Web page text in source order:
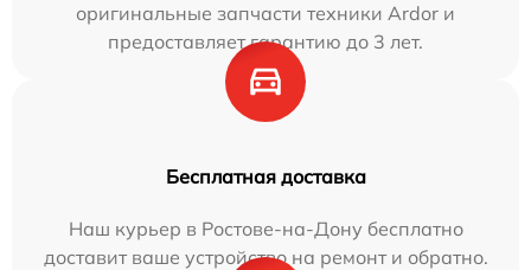
оригинальные запчасти техники Ardor и
предоставляет гарантию до 3 лет.
Бесплатная доставка
Наш курьер в Ростове-на-Дону бесплатно
доставит ваше устройство на ремонт и обратно.